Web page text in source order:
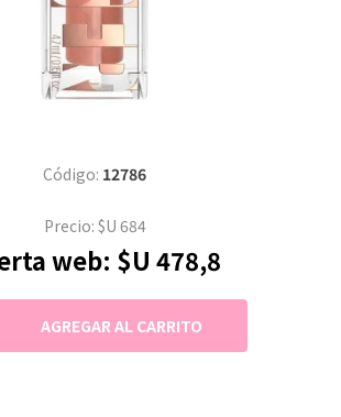
Código: 12786
Precio: $U 684
web: $U 478,8